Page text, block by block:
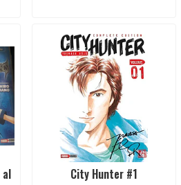
al City Hunter #1